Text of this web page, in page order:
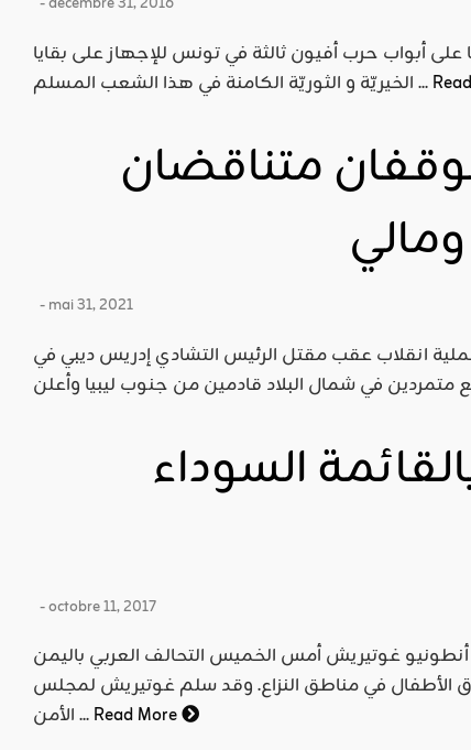
على أبواب حرب أفيون ثالثة في تونس للإجهاز على بقايا
الخيريّة و الثوريّة الكامنة في هذا الشعب المسلم ...
متناقضان
- mai 31, 2021
التشادي يوم 20\4\2021 بعملية انقلاب عقب مقتل الرئيس التشادي إدريس ديبي في
السوداء
- octobre 11, 2017
أنطونيو غوتيريش أمس الخميس التحالف العربي باليمن
الأطفال في مناطق النزاع. وقد سلم غوتيريش لمجلس
الأمن ...Read More